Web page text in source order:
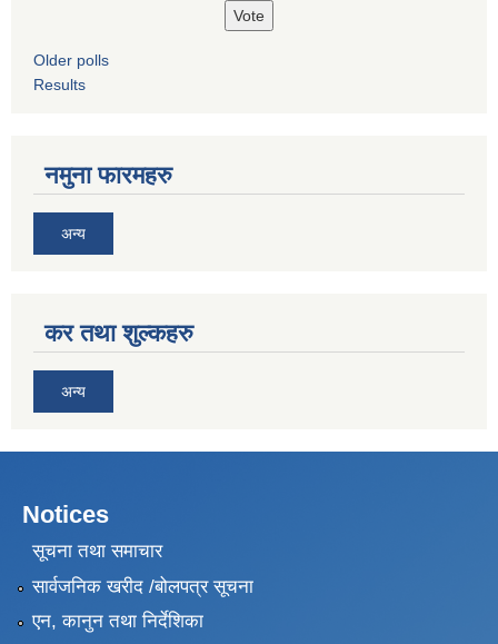
Older polls
Results
नमुना फारमहरु
अन्य
कर तथा शुल्कहरु
अन्य
Notices
सूचना तथा समाचार
सार्वजनिक खरीद /बोलपत्र सूचना
एन, कानुन तथा निर्देशिका